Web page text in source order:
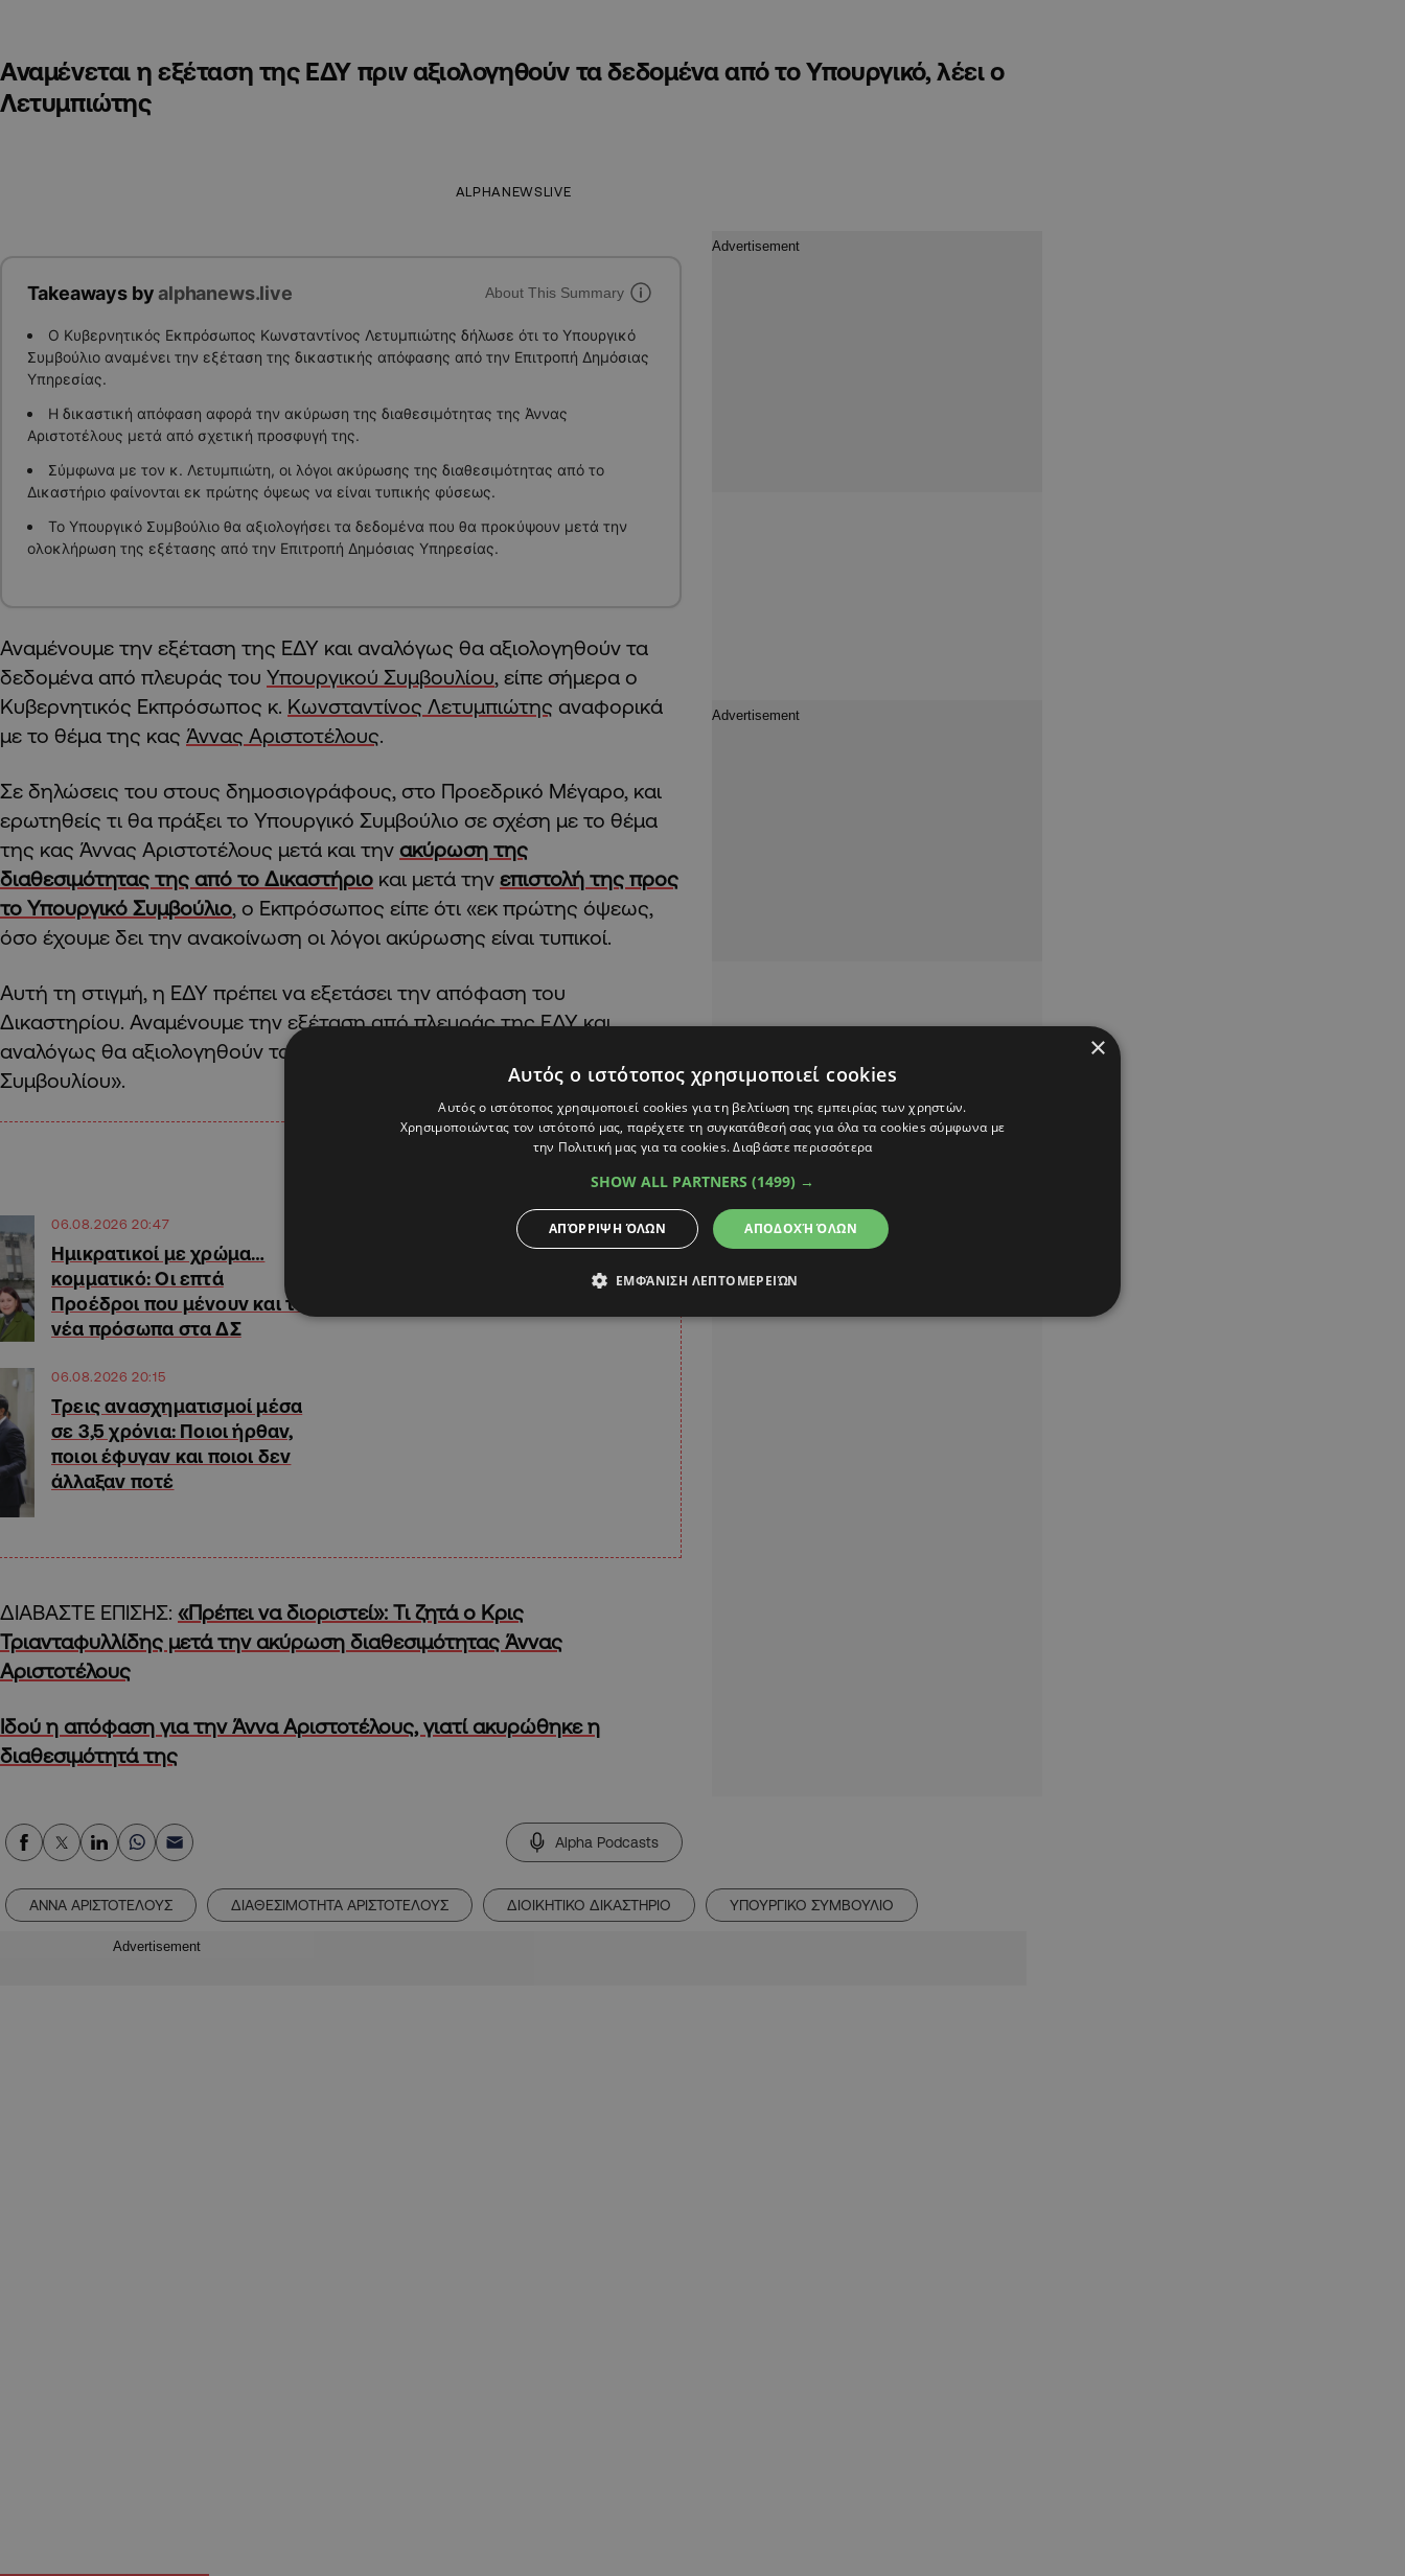
Αναμένεται η εξέταση της ΕΔΥ πριν αξιολογηθούν τα δεδομένα από το Υπουργικό, λέει ο
Λετυμπιώτης
ALPHANEWSLIVE
Takeaways byalphanews.live About This Summary
Ο Κυβερνητικός Εκπρόσωπος Κωνσταντίνος Λετυμπιώτης δήλωσε ότι το Υπουργικό
Συμβούλιο αναμένει την εξέταση της δικαστικής απόφασης από την Επιτροπή Δημόσιας
Υπηρεσίας.
Η δικαστική απόφαση αφορά την ακύρωση της διαθεσιμότητας της Άννας
Αριστοτέλους μετά από σχετική προσφυγή της.
Σύμφωνα με τον κ. Λετυμπιώτη, οι λόγοι ακύρωσης της διαθεσιμότητας από το
Δικαστήριο φαίνονται εκ πρώτης όψεως να είναι τυπικής φύσεως.
Το Υπουργικό Συμβούλιο θα αξιολογήσει τα δεδομένα που θα προκύψουν μετά την
ολοκλήρωση της εξέτασης από την Επιτροπή Δημόσιας Υπηρεσίας.
Αναμένουμε την εξέταση της ΕΔΥ και αναλόγως θα αξιολογηθούν τα
δεδομένα από πλευράς του Υπουργικού Συμβουλίου , είπε σήμερα ο
Κυβερνητικός Εκπρόσωπος κ. Κωνσταντίνος Λετυμπιώτης αναφορικά
με το θέμα της κας Άννας Αριστοτέλους
Σε δηλώσεις του στους δημοσιογράφους, στο Προεδρικό Μέγαρο, και
ερωτηθείς τι θα πράξει το Υπουργικό Συμβούλιο σε σχέση με το θέμα
της κας Άννας Αριστοτέλους μετά και την ακύρωση της
διαθεσιμότητας της από το Δικαστήριο και μετά την επιστολή της προς
το Υπουργικό Συμβούλιο , ο Εκπρόσωπος είπε ότι «εκ πρώτης όψεως,
όσο έχουμε δει την ανακοίνωση οι λόγοι ακύρωσης είναι τυπικοί.
Αυτή τη στιγμή, η ΕΔΥ πρέπει να εξετάσει την απόφαση του
Δικαστηρίου. Αναμένουμε την εξέταση από πλευράς της ΕΔΥ και
αναλόγως θα αξιολογηθούν τα δεδομένα από πλευράς του Υπουργικού
Συμβουλίου».
06.08.2026 20:47
Ημικρατικοί με χρώμα…
κομματικό: Οι επτά
Προέδροι που μένουν και τα
νέα πρόσωπα στα ΔΣ
06.08.2026 20:15
Τρεις ανασχηματισμοί μέσα
σε 3,5 χρόνια: Ποιοι ήρθαν,
ποιοι έφυγαν και ποιοι δεν
άλλαξαν ποτέ
ΔΙΑΒΑΣΤΕ ΕΠΙΣΗΣ: «Πρέπει να διοριστεί»: Τι ζητά ο Κρις
Τριανταφυλλίδης μετά την ακύρωση διαθεσιμότητας Άννας
Αριστοτέλους
Ιδού η απόφαση για την Άννα Αριστοτέλους, γιατί ακυρώθηκε η
διαθεσιμότητά της
Alpha Podcasts
ΑΝΝΑ ΑΡΙΣΤΟΤΕΛΟΥΣ ΔΙΑΘΕΣΙΜΟΤΗΤΑ ΑΡΙΣΤΟΤΕΛΟΥΣ ΔΙΟΙΚΗΤΙΚΟ ΔΙΚΑΣΤΗΡΙΟ ΥΠΟΥΡΓΙΚΟ ΣΥΜΒΟΥΛΙΟ
Advertisement
×
Αυτός ο ιστότοπος χρησιμοποιεί cookies
Αυτός ο ιστότοπος χρησιμοποιεί cookies για τη βελτίωση της εμπειρίας των χρηστών.
Χρησιμοποιώντας τον ιστότοπό μας, παρέχετε τη συγκατάθεσή σας για όλα τα cookies σύμφωνα με
την Πολιτική μας για τα cookies.Διαβάστε περισσότερα
SHOW ALL PARTNERS (1499) →
ΑΠΟΔΟΧΉ ΌΛΩΝ
ΑΠΌΡΡΙΨΗ ΌΛΩΝ
ΕΜΦΆΝΙΣΗ ΛΕΠΤΟΜΕΡΕΙΏΝ